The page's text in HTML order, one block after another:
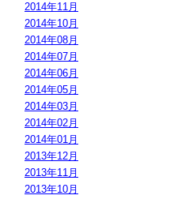
2014年11月
2014年10月
2014年08月
2014年07月
2014年06月
2014年05月
2014年03月
2014年02月
2014年01月
2013年12月
2013年11月
2013年10月